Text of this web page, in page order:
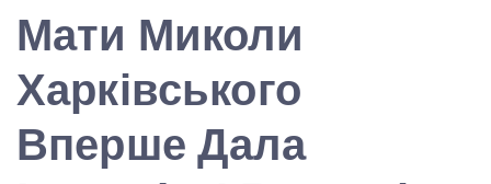
Мати Миколи
Харківського
Вперше Дала